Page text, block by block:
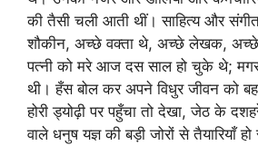
की तैसी चली आती थीं। साहित्य और
शौकीन, अच्छे वक्ता थे, अच्छे लेखक, अच्छे
पत्नी को मरे आज दस साल हो चुके थे; मगर
थी। हँस बोल कर अपने विधुर जीवन को
होरी ड्योढ़ी पर पहुँचा तो देखा, जेठ के
वाले धनुष यज्ञ की बड़ी जोरों से तैयारियाँ